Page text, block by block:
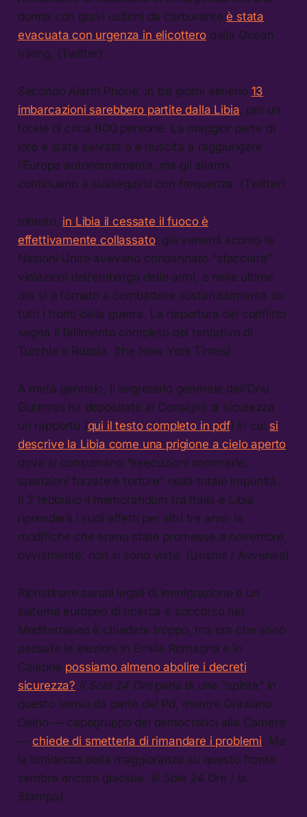
donna con gravi ustioni da carburante è stata
evacuata con urgenza in elicotterodalla Ocean
Viking. (Twitter)
Secondo Alarm Phone, in tre giorni almeno 13
imbarcazioni sarebbero partite dalla Libia , per un
totale di circa 800 persone. La maggior parte di
loro è stata salvata o è riuscita a raggiungere
l’Europa autonomamente, ma gli allarmi
continuano a susseguirsi con frequenza. (Twitter)
Intanto, in Libia il cessate il fuoco è
effettivamente collassato: già venerdì scorso le
Nazioni Unite avevano condannato “sfacciate”
violazioni dell’embargo delle armi, e nelle ultime
ore si è tornato a combattere sostanzialmente su
tutti i fronti della guerra. La riapertura del conflitto
segna il fallimento completo del tentativo di
Turchia e Russia. (the New York Times)
A metà gennaio, il segretario generale dell’Onu
Guterres ha depositato al Consiglio di sicurezza
un rapporto (qui il testo completo in pdf) in cui si
descrive la Libia come una prigione a cielo aperto
dove si consumano “esecuzioni sommarie,
sparizioni forzate e torture” nella totale impunità.
Il 2 febbraio il memorandum tra Italia e Libia
riprenderà i suoi effetti per altri tre anni: le
modifiche che erano state promesse a novembre,
ovviamente, non si sono viste. (Unsmil / Avvenire)
Ripristinare canali legali di immigrazione e un
sistema europeo di ricerca e soccorso nel
Mediterraneo è chiedere troppo, ma ora che sono
passate le elezioni in Emilia Romagna e in
Calabria possiamo almeno abolire i decreti
sicurezza? Il Sole 24 Oreparla di una “spinta” in
questo senso da parte del Pd, mentre Graziano
Delrio — capogruppo dei democratici alla Camera
— chiede di smetterla di rimandare i problemi. Ma
la timidezza della maggioranza su questo fronte
sembra ancora glaciale. (il Sole 24 Ore / la
Stampa)